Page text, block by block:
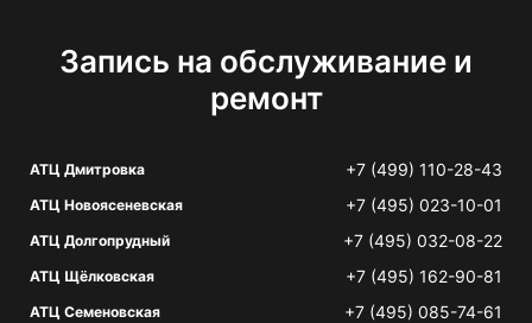
Запись на обслуживание и
ремонт
АТЦ Дмитровка +7 (499) 110-28-43
АТЦ Новоясеневская +7 (495) 023-10-01
АТЦ Долгопрудный +7 (495) 032-08-22
АТЦ Щёлковская +7 (495) 162-90-81
АТЦ Семеновская +7 (495) 085-74-61